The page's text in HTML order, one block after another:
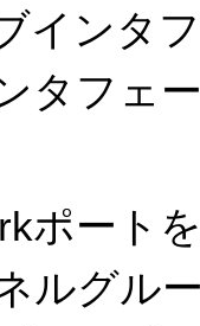
インタ
タフェ
ポート
ルグル